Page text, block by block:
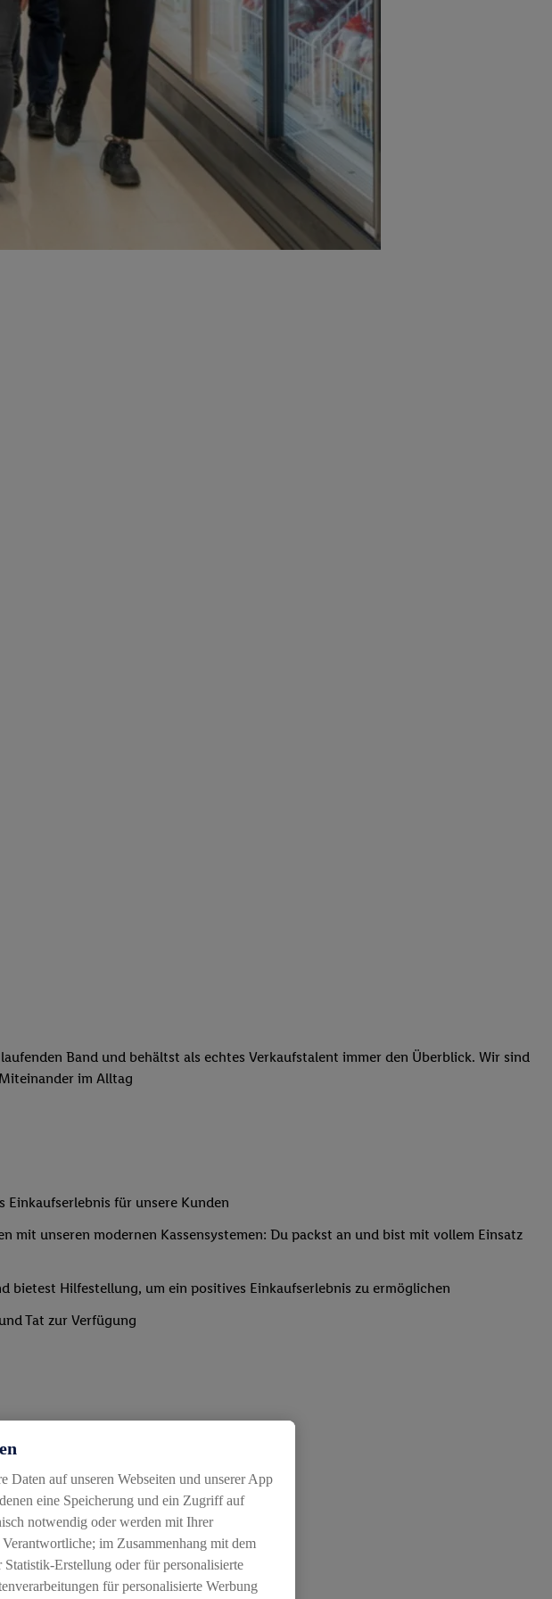
Band und behältst als echtes Verkaufstalent immer den Überblick. Wir sind
im Alltag
Einkaufserlebnis für unsere Kunden
mit unseren modernen Kassensystemen: Du packst an und bist mit vollem Einsatz
bietest Hilfestellung, um ein positives Einkaufserlebnis zu ermöglichen
Tat zur Verfügung
Führungskraft
Daten auf unseren Webseiten und unserer App
eine Speicherung und ein Zugriff auf
notwendig oder werden mit Ihrer
Verantwortliche; im Zusammenhang mit dem
Erstellung oder für personalisierte
für personalisierte Werbung